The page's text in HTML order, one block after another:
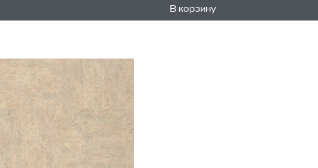
В корзину